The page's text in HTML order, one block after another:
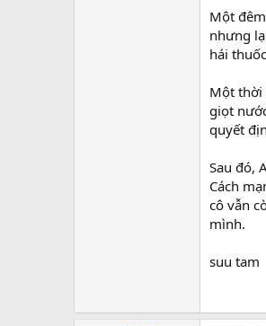
Một
nhưng
hái
Một thời
giọt
quyết
Sau đó,
Cách
cô vẫn
mình.
suu tam